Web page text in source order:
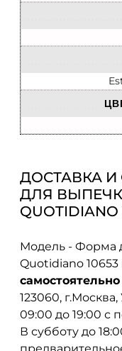
ДОСТАВКА
ДЛЯ ВЫПЕЧКИ
QUOTIDIANO
Модель - Форма
Quotidiano 10653
123060,
09:00 до 19:00 с
В субботу до